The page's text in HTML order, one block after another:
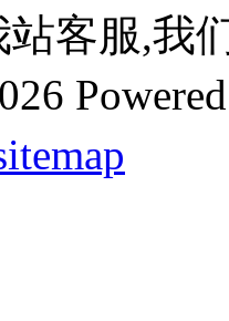
客服,我